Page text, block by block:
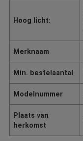
Hoog licht:
Merknaam
Min. bestelaantal
Modelnummer
Plaats van
herkomst